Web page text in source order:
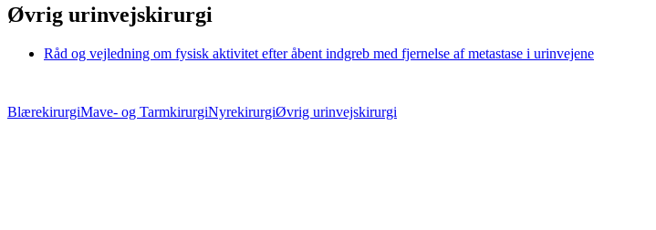
Øvrig urinvejskirurgi
Råd og vejledning om fysisk aktivitet efter åbent indgreb med fjernelse af metastase i urinvejene
BlærekirurgiMave- og TarmkirurgiNyrekirurgiØvrig urinvejskirurgi